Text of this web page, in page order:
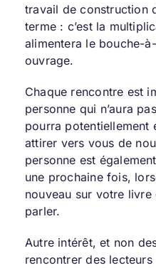
travail de construction
terme : c’est la
alimentera le bouche-
ouvrage.
Chaque rencontre est
personne qui n’aura
pourra potentiellement
attirer vers vous de
personne est
une prochaine fois,
nouveau sur votre livre
parler.
Autre intérêt, et non
rencontrer des